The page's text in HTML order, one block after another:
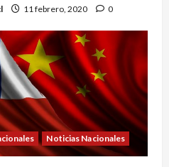
11 febrero, 2020 0
Noticias Nacionales